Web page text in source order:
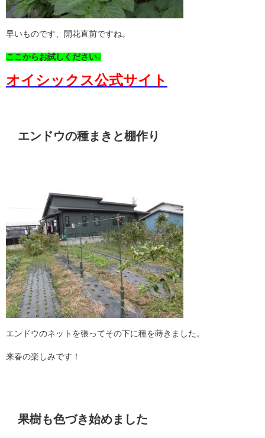
早いものです、開花直前ですね。
ここからお試しください↓
オイシックス公式サイト
エンドウの種まきと棚作り
エンドウのネットを張ってその下に種を蒔きました。
来春の楽しみです！
果樹も色づき始めました